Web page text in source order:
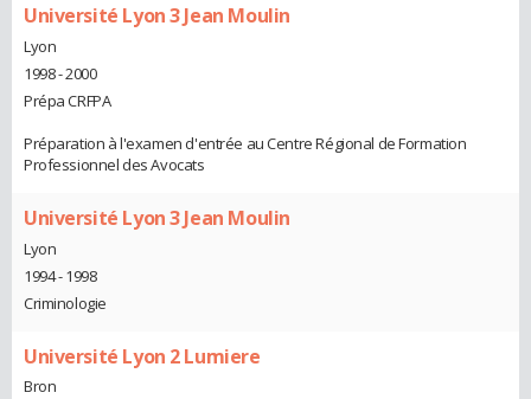
Université Lyon 3 Jean Moulin
Lyon
1998 - 2000
Prépa CRFPA
Préparation à l'examen d'entrée au Centre Régional de Formation
Professionnel des Avocats
Université Lyon 3 Jean Moulin
Lyon
1994 - 1998
Criminologie
Université Lyon 2 Lumiere
Bron